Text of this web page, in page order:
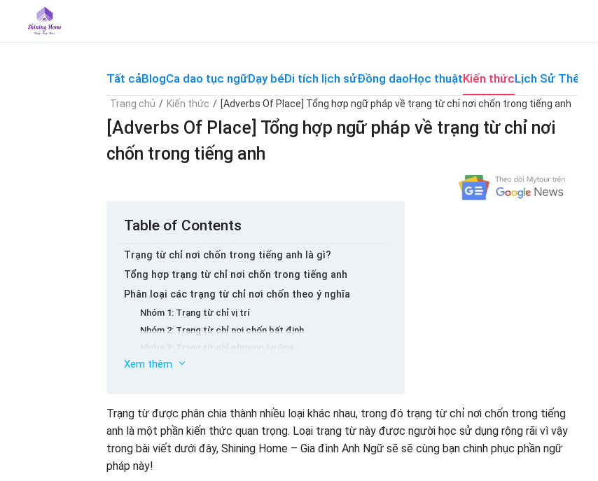
content
Tất cảBlogCa dao tục ngữDạy béDi tích lịch sửĐồng daoHọc thuậtKiến thứcLịch Sử Thế Giới
Trang chủ / Kiến thức / [Adverbs Of Place] Tổng hợp ngữ pháp về trạng từ chỉ nơi chốn trong tiếng anh
[Adverbs Of Place] Tổng hợp ngữ pháp về trạng từ chỉ nơi
chốn trong tiếng anh
Table of Contents
Trạng từ chỉ nơi chốn trong tiếng anh là gì?
Tổng hợp trạng từ chỉ nơi chốn trong tiếng anh
Phân loại các trạng từ chỉ nơi chốn theo ý nghĩa
Nhóm 1: Trạng từ chỉ vị trí
Nhóm 2: Trạng từ chỉ nơi chốn bất định
Nhóm 3: Trạng từ chỉ phương hướng
Nhóm 4: Trạng từ chỉ khoảng cách
Cách dùng trạng từ chỉ nơi chốn bất định
Cách dùng trạng từ chỉ phương hướng
Cách dùng trạng từ đứng trước trạng từ chỉ thời gian
Vị trí của trạng từ chỉ nơi chốn
Xem thêm
Trạng từ được phân chia thành nhiều loại khác nhau, trong đó trạng từ chỉ nơi chốn trong tiếng
anh là một phần kiến thức quan trọng. Loại trạng từ này được người học sử dụng rộng rãi vì vậy
trong bài viết dưới đây, Shining Home – Gia đình Anh Ngữ sẽ sẽ cùng bạn chinh phục phần ngữ
pháp này!